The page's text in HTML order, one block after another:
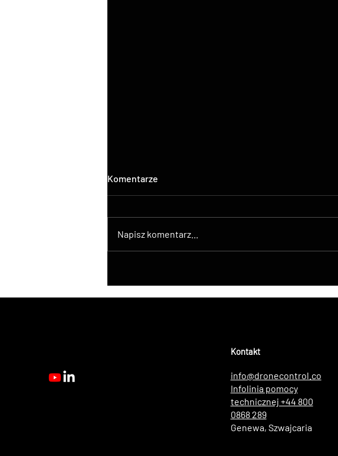
natywną integrację ATAK z
dronami DJI
Komentarze
Napisz komentarz...
Kontakt
info@dronecontrol.co
Infolinia pomocy
technicznej +44 800
0868 289
Genewa, Szwajcaria